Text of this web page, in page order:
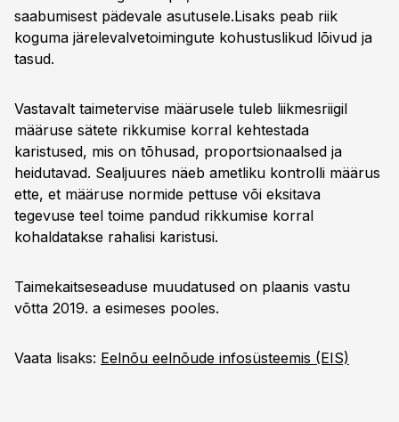
saabumisest pädevale asutusele.Lisaks peab riik
koguma järelevalvetoimingute kohustuslikud lõivud ja
tasud.
Vastavalt taimetervise määrusele tuleb liikmesriigil
määruse sätete rikkumise korral kehtestada
karistused, mis on tõhusad, proportsionaalsed ja
heidutavad. Sealjuures näeb ametliku kontrolli määrus
ette, et määruse normide pettuse või eksitava
tegevuse teel toime pandud rikkumise korral
kohaldatakse rahalisi karistusi.
Taimekaitseseaduse muudatused on plaanis vastu
võtta 2019. a esimeses pooles.
Vaata lisaks: Eelnõu eelnõude infosüsteemis (EIS)